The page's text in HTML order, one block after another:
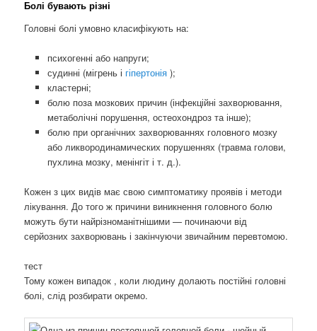
Болі бувають різні
Головні болі умовно класифікують на:
психогенні або напруги;
судинні (мігрень і гіпертонія );
кластерні;
болю поза мозкових причин (інфекційні захворювання,
метаболічні порушення, остеохондроз та інше);
болю при органічних захворюваннях головного мозку
або ликвородинамических порушеннях (травма голови,
пухлина мозку, менінгіт і т. д.).
Кожен з цих видів має свою симптоматику проявів і методи
лікування. До того ж причини виникнення головного болю
можуть бути найрізноманітнішими — починаючи від
серйозних захворювань і закінчуючи звичайним перевтомою.
тест
Тому кожен випадок , коли людину долають постійні головні
болі, слід розбирати окремо.